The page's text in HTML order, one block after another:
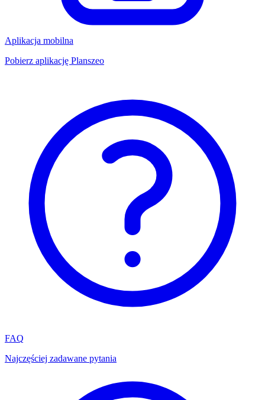
Aplikacja mobilna
Pobierz aplikację Planszeo
FAQ
Najczęściej zadawane pytania